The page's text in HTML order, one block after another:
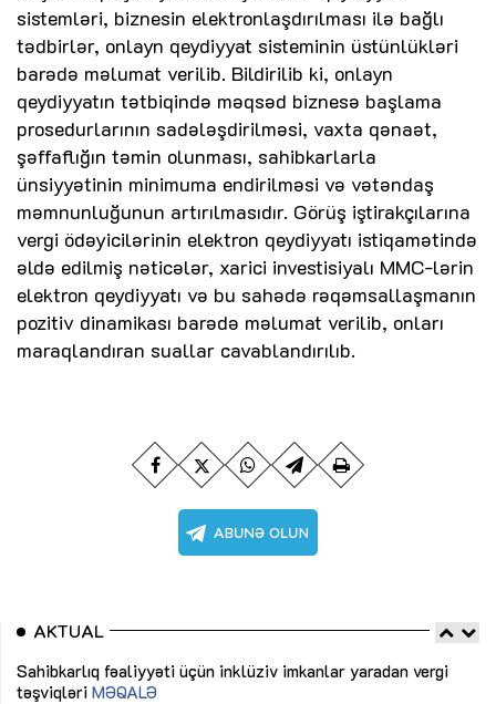
sistemləri, biznesin elektronlaşdırılması ilə bağlı
tədbirlər, onlayn qeydiyyat sisteminin üstünlükləri
barədə məlumat verilib. Bildirilib ki, onlayn
qeydiyyatın tətbiqində məqsəd biznesə başlama
prosedurlarının sadələşdirilməsi, vaxta qənaət,
şəffaflığın təmin olunması, sahibkarlarla
ünsiyyətinin minimuma endirilməsi və vətəndaş
məmnunluğunun artırılmasıdır. Görüş iştirakçılarına
vergi ödəyicilərinin elektron qeydiyyatı istiqamətində
əldə edilmiş nəticələr, xarici investisiyalı MMC-lərin
elektron qeydiyyatı və bu sahədə rəqəmsallaşmanın
pozitiv dinamikası barədə məlumat verilib, onları
maraqlandıran suallar cavablandırılıb.
AKTUAL
Sahibkarlıq fəaliyyəti üçün inklüziv imkanlar yaradan vergi
təşviqləri MƏQALƏ